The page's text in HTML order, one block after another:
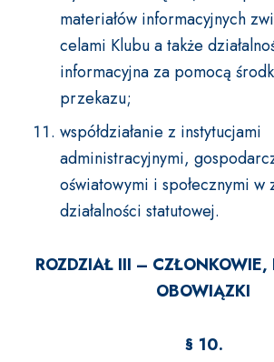
materiałów informacyjnych
celami Klubu a także
informacyjna za pomocą
przekazu;
współdziałanie z instytucjami
administracyjnymi,
oświatowymi i społecznymi w
działalności statutowej.
ROZDZIAŁ III – CZŁONKOWIE,
OBOWIĄZKI
§ 10.